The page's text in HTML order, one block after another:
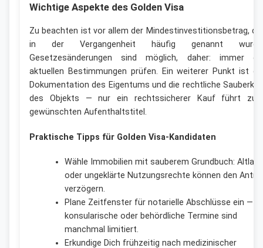
Wichtige Aspekte des Golden Visa
Zu beachten ist vor allem der Mindestinvestitionsbetrag,
in der Vergangenheit häufig genannt
Gesetzesänderungen sind möglich, daher: immer
aktuellen Bestimmungen prüfen. Ein weiterer Punkt ist
Dokumentation des Eigentums und die rechtliche
des Objekts — nur ein rechtssicherer Kauf führt
gewünschten Aufenthaltstitel.
Praktische Tipps für Golden Visa-Kandidaten
Wähle Immobilien mit sauberem Grundbuch:
oder ungeklärte Nutzungsrechte können den
verzögern.
Plane Zeitfenster für notarielle Abschlüsse ein —
konsularische oder behördliche Termine sind
manchmal limitiert.
Erkundige Dich frühzeitig nach medizinischer